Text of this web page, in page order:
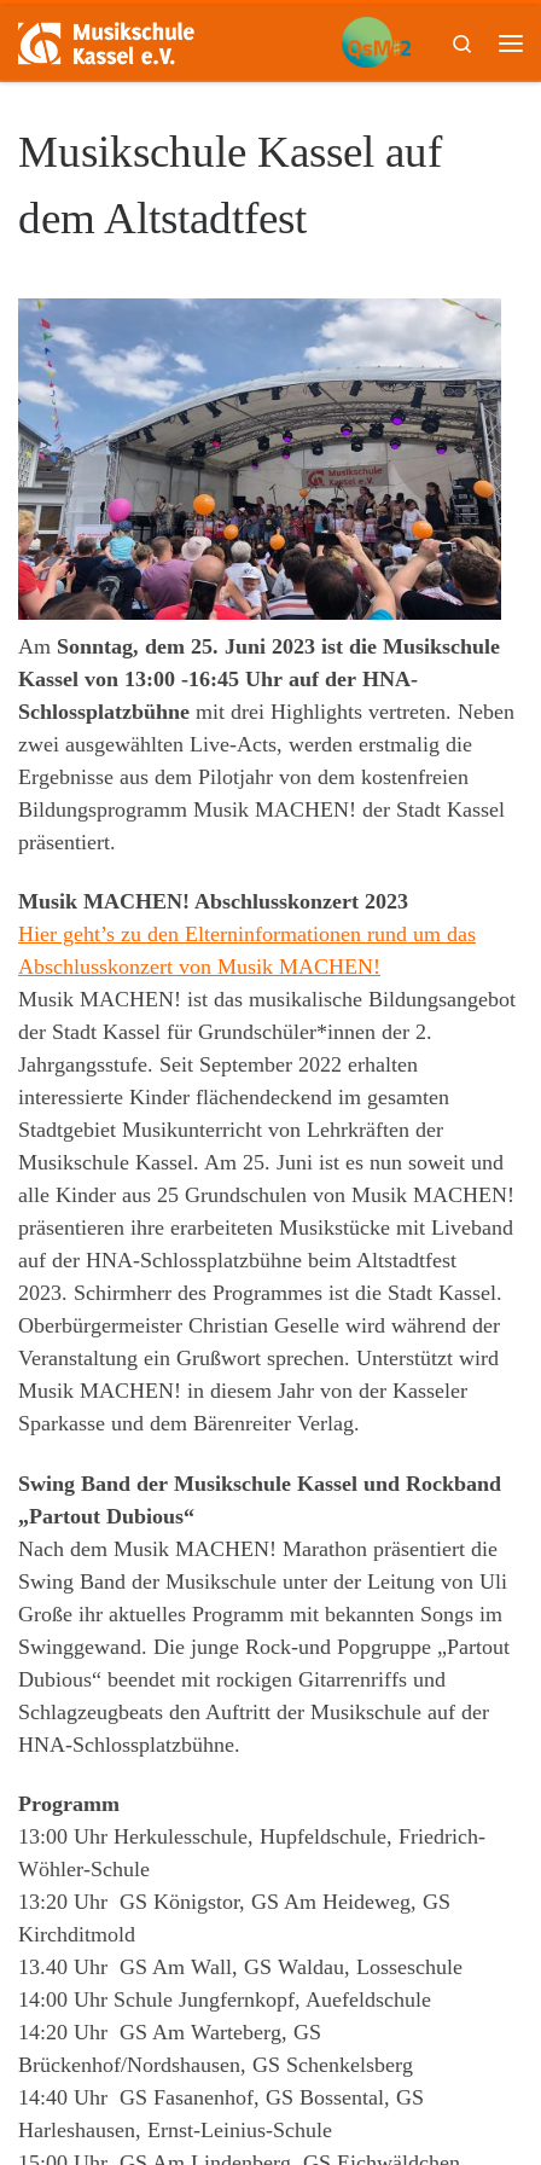
Skip to content
Search
Musikschule Kassel auf
dem Altstadtfest
Am Sonntag, dem 25. Juni 2023 ist die Musikschule
Kassel von 13:00 -16:45 Uhr auf der HNA-
Schlossplatzbühne mit drei Highlights vertreten. Neben
zwei ausgewählten Live-Acts, werden erstmalig die
Ergebnisse aus dem Pilotjahr von dem kostenfreien
Bildungsprogramm Musik MACHEN! der Stadt Kassel
präsentiert.
Musik MACHEN! Abschlusskonzert 2023
Hier geht’s zu den Elterninformationen rund um das
Abschlusskonzert von Musik MACHEN!
Musik MACHEN! ist das musikalische Bildungsangebot
der Stadt Kassel für Grundschüler*innen der 2.
Jahrgangsstufe. Seit September 2022 erhalten
interessierte Kinder flächendeckend im gesamten
Stadtgebiet Musikunterricht von Lehrkräften der
Musikschule Kassel. Am 25. Juni ist es nun soweit und
alle Kinder aus 25 Grundschulen von Musik MACHEN!
präsentieren ihre erarbeiteten Musikstücke mit Liveband
auf der HNA-Schlossplatzbühne beim Altstadtfest
2023. Schirmherr des Programmes ist die Stadt Kassel.
Oberbürgermeister Christian Geselle wird während der
Veranstaltung ein Grußwort sprechen. Unterstützt wird
Musik MACHEN! in diesem Jahr von der Kasseler
Sparkasse und dem Bärenreiter Verlag.
Swing Band der Musikschule Kassel und Rockband
„Partout Dubious“
Nach dem Musik MACHEN! Marathon präsentiert die
Swing Band der Musikschule unter der Leitung von Uli
Große ihr aktuelles Programm mit bekannten Songs im
Swinggewand. Die junge Rock-und Popgruppe „Partout
Dubious“ beendet mit rockigen Gitarrenriffs und
Schlagzeugbeats den Auftritt der Musikschule auf der
HNA-Schlossplatzbühne.
Programm
13:00 Uhr Herkulesschule, Hupfeldschule, Friedrich-
Wöhler-Schule
13:20 Uhr GS Königstor, GS Am Heideweg, GS
Kirchditmold
13.40 Uhr GS Am Wall, GS Waldau, Losseschule
14:00 Uhr Schule Jungfernkopf, Auefeldschule
14:20 Uhr GS Am Warteberg, GS
Brückenhof/Nordshausen, GS Schenkelsberg
14:40 Uhr GS Fasanenhof, GS Bossental, GS
Harleshausen, Ernst-Leinius-Schule